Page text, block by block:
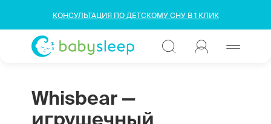
КОНСУЛЬТАЦИЯ ПО ДЕТСКОМУ СНУ В 1 КЛИК
Whisbear —
игрушечный